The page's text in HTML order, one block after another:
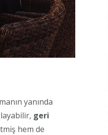
yanında
geri
hem de